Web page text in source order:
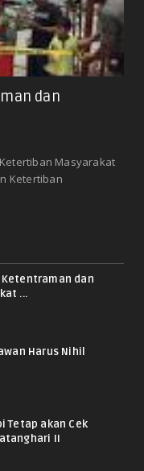
dan
Masyarakat
Ketertiban
Ketentraman dan
...
Harus Nihil
Tetap akan Cek
II